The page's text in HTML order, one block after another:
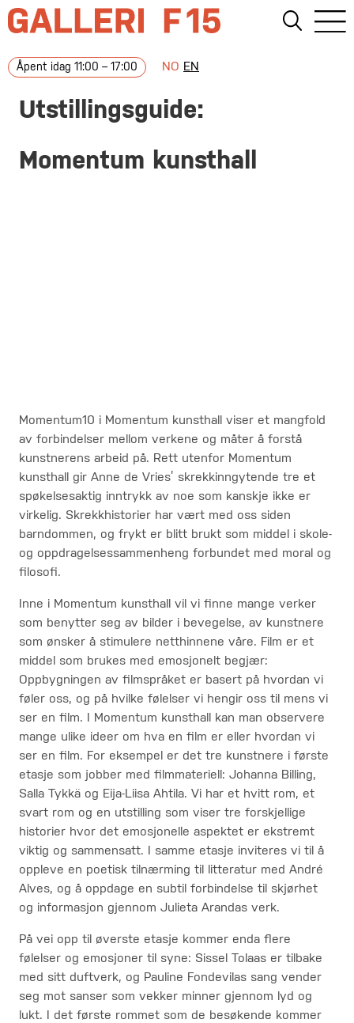
Åpent idag 11:00 – 17:00 NO EN
Utstillingsguide:
Momentum kunsthall
Momentum10 i Momentum kunsthall viser et mangfold
av forbindelser mellom verkene og måter å forstå
kunstnerens arbeid på. Rett utenfor Momentum
kunsthall gir Anne de Vries’ skrekkinngytende tre et
spøkelsesaktig inntrykk av noe som kanskje ikke er
virkelig. Skrekkhistorier har vært med oss siden
barndommen, og frykt er blitt brukt som middel i skole-
og oppdragelsessammenheng forbundet med moral og
filosofi.
Inne i Momentum kunsthall vil vi finne mange verker
som benytter seg av bilder i bevegelse, av kunstnere
som ønsker å stimulere netthinnene våre. Film er et
middel som brukes med emosjonelt begjær:
Oppbygningen av filmspråket er basert på hvordan vi
føler oss, og på hvilke følelser vi hengir oss til mens vi
ser en film. I Momentum kunsthall kan man observere
mange ulike ideer om hva en film er eller hvordan vi
ser en film. For eksempel er det tre kunstnere i første
etasje som jobber med filmmateriell: Johanna Billing,
Salla Tykkä og Eija-Liisa Ahtila. Vi har et hvitt rom, et
svart rom og en utstilling som viser tre forskjellige
historier hvor det emosjonelle aspektet er ekstremt
viktig og sammensatt. I samme etasje inviteres vi til å
oppleve en poetisk tilnærming til litteratur med André
Alves, og å oppdage en subtil forbindelse til skjørhet
og informasjon gjennom Julieta Arandas verk.
På vei opp til øverste etasje kommer enda flere
følelser og emosjoner til syne: Sissel Tolaas er tilbake
med sitt duftverk, og Pauline Fondevilas sang vender
seg mot sanser som vekker minner gjennom lyd og
lukt. I det første rommet som de besøkende kommer